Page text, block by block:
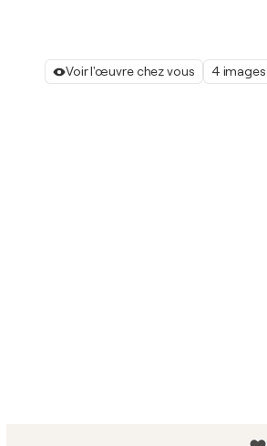
Voir l'œuvre chez vous 4 images